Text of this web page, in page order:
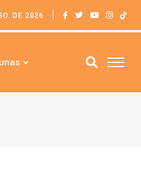
DE 2026